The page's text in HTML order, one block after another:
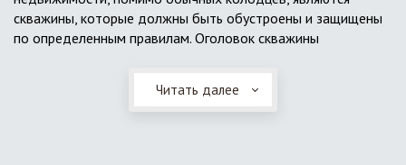
скважины, которые должны быть обустроены и защищены
по определенным правилам. Оголовок скважины
и автоматикой. Все это оборудование способно
подвергаться загрязнению атмосферными и
Читать далее